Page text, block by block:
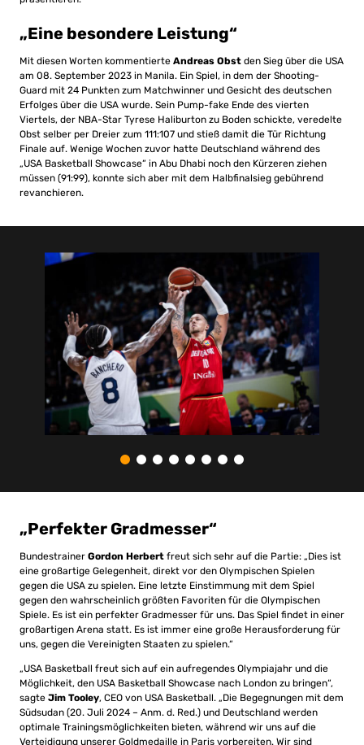
„Eine besondere Leistung“
Mit diesen Worten kommentierte Andreas Obst den Sieg über die USA
am 08. September 2023 in Manila. Ein Spiel, in dem der Shooting-
Guard mit 24 Punkten zum Matchwinner und Gesicht des deutschen
Erfolges über die USA wurde. Sein Pump-fake Ende des vierten
Viertels, der NBA-Star Tyrese Haliburton zu Boden schickte, veredelte
Obst selber per Dreier zum 111:107 und stieß damit die Tür Richtung
Finale auf. Wenige Wochen zuvor hatte Deutschland während des
„USA Basketball Showcase“ in Abu Dhabi noch den Kürzeren ziehen
müssen (91:99), konnte sich aber mit dem Halbfinalsieg gebührend
revanchieren.
„Perfekter Gradmesser“
Bundestrainer Gordon Herbert freut sich sehr auf die Partie: „Dies ist
eine großartige Gelegenheit, direkt vor den Olympischen Spielen
gegen die USA zu spielen. Eine letzte Einstimmung mit dem Spiel
gegen den wahrscheinlich größten Favoriten für die Olympischen
Spiele. Es ist ein perfekter Gradmesser für uns. Das Spiel findet in einer
großartigen Arena statt. Es ist immer eine große Herausforderung für
uns, gegen die Vereinigten Staaten zu spielen.“
„USA Basketball freut sich auf ein aufregendes Olympiajahr und die
Möglichkeit, den USA Basketball Showcase nach London zu bringen“,
sagte Jim Tooley, CEO von USA Basketball. „Die Begegnungen mit dem
Südsudan (20. Juli 2024 – Anm. d. Red.) und Deutschland werden
optimale Trainingsmöglichkeiten bieten, während wir uns auf die
Verteidigung unserer Goldmedaille in Paris vorbereiten. Wir sind